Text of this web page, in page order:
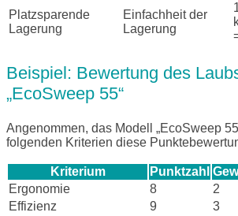
Platzsparende
Lagerung
Einfachheit der
Lagerung
Beispiel: Bewertung des
„EcoSweep 55“
Angenommen, das Modell „EcoSweep
folgenden Kriterien diese
Kriterium Punktzahl
Ergonomie
8
2
Effizienz
9
3